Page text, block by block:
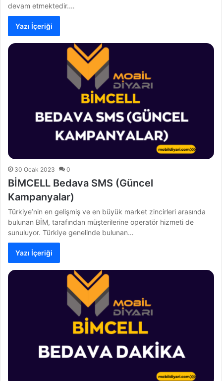
devam etmektedir.…
Yazı İçeriği
30 Ocak 2023 0
BİMCELL Bedava SMS (Güncel
Kampanyalar)
Türkiye’nin en gelişmiş ve en büyük market zincirleri arasında
bulunan BİM, tarafından müşterilerine operatör hizmeti de
sunuluyor. Türkiye genelinde bulunan…
Yazı İçeriği